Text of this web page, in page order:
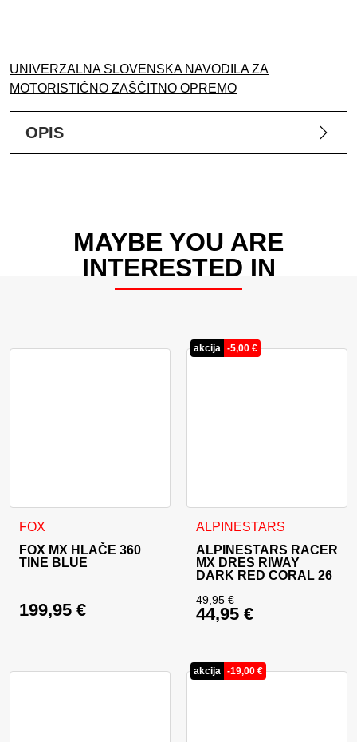
UNIVERZALNA SLOVENSKA NAVODILA ZA
MOTORISTIČNO ZAŠČITNO OPREMO
OPIS
MAYBE YOU ARE
INTERESTED IN
FOX
FOX MX HLAČE 360
TINE BLUE
199,95 €
Ta izdelek ima več različic. Možnosti lahko izberete na
akcija -5,00 €
ALPINESTARS
ALPINESTARS RACER
MX DRES RIWAY
DARK RED CORAL 26
49,95€
Izvirna cena je bila:
44,95 €
Ta izdelek ima več različic.
akcija -19,00 €